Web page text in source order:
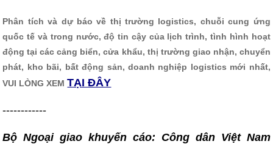
Phân tích và dự báo về thị trường logistics, chuỗi cung ứng
quốc tế và trong nước, độ tin cậy của lịch trình, tình hình hoạt
động tại các cảng biển, cửa khẩu, thị trường giao nhận, chuyển
phát, kho bãi, bất động sản, doanh nghiệp logistics mới nhất,
VUI LÒNG XEM TẠI ĐÂY
------------
Bộ Ngoại giao khuyến cáo: Công dân Việt Nam